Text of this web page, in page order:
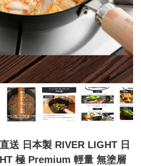
送 日本製 RIVER LIGHT 日
極 Premium 輕量 無塗層